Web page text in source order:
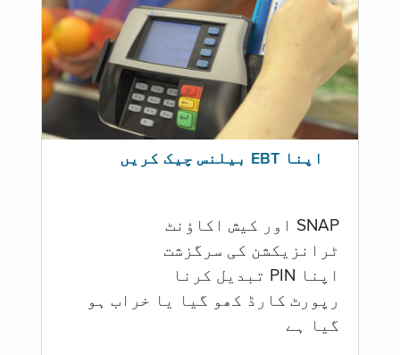
اپنا EBT بیلنس چیک کریں
SNAP اور کیش اکاؤنٹ
ٹرانزیکشن کی سرگزشت
اپنا PIN تبدیل کرنا
رپورٹ کارڈ کھو گیا یا خراب ہو
گيا ہے